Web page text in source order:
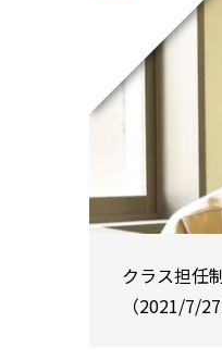
クラス担任
（2021/7/27